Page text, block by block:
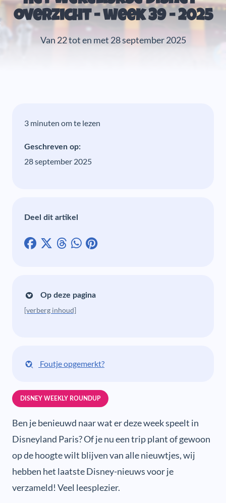
overzicht - week 39 - 2025
Van 22 tot en met 28 september 2025
3 minuten om te lezen
Geschreven op:
28 september 2025
Deel dit artikel
Op deze pagina
[verberg inhoud]
Foutje opgemerkt?
DISNEY WEEKLY ROUNDUP
Ben je benieuwd naar wat er deze week speelt in
Disneyland Paris? Of je nu een trip plant of gewoon
op de hoogte wilt blijven van alle nieuwtjes, wij
hebben het laatste Disney-nieuws voor je
verzameld! Veel leesplezier.